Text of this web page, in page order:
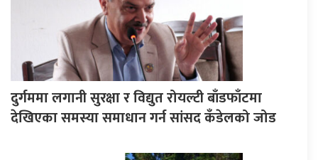
दुर्गममा लगानी सुरक्षा र विद्युत रोयल्टी बाँडफाँटमा
देखिएका समस्या समाधान गर्न सांसद कँडेलको जोड